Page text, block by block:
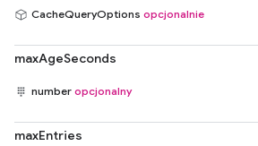
CacheQueryOptions opcjonalnie
maxAgeSeconds
number opcjonalny
maxEntries